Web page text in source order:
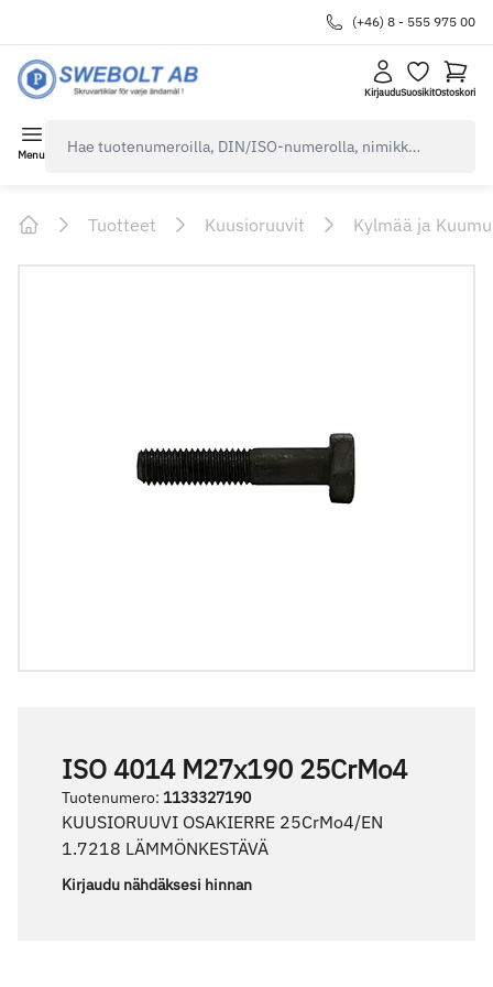
(+46) 8 - 555 975 00
KirjauduSuosikitOstoskori
Menu
Tuotteet Kuusioruuvit Kylmää ja
ISO 4014 M27x190 25CrMo4
Tuotenumero: 1133327190
KUUSIORUUVI OSAKIERRE 25CrMo4/EN
1.7218 LÄMMÖNKESTÄVÄ
Kirjaudu nähdäksesi hinnan